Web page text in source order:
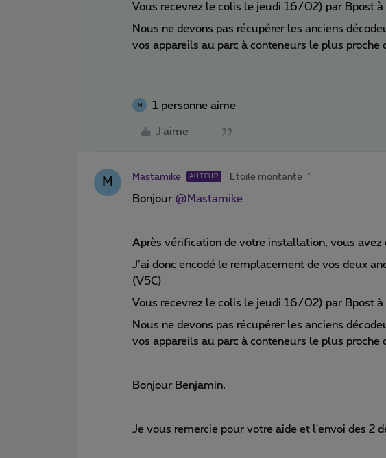
Vous recevrez le colis le jeudi 16/02) par Bpost à
Nous ne devons pas récupérer les anciens
vos appareils au parc à conteneurs le plus proche
M 1 personne aime
J'aime
M Mastamike AUTEUR Etoile montante
Bonjour @Mastamike
Après vérification de votre installation, vous avez
J’ai donc encodé le remplacement de vos deux
(V5C)
Vous recevrez le colis le jeudi 16/02) par Bpost à
Nous ne devons pas récupérer les anciens
vos appareils au parc à conteneurs le plus proche
Bonjour Benjamin,
Je vous remercie pour votre aide et l'envoi des 2